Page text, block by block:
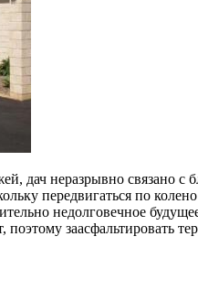
дач неразрывно связано
передвигаться по
недолговечное
поэтому заасфальтировать